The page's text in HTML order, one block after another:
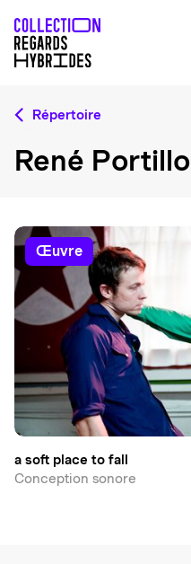
Répertoire
René Portillo
œuvre
a soft place to fall
Conception sonore